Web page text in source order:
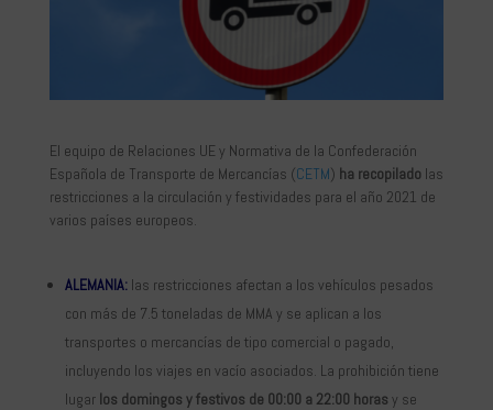
El equipo de Relaciones UE y Normativa de la Confederación
Española de Transporte de Mercancías (CETM) ha recopilado las
restricciones a la circulación y festividades para el año 2021 de
varios países europeos.
ALEMANIA:las restricciones afectan a los vehículos pesados
con más de 7.5 toneladas de MMA y se aplican a los
transportes o mercancías de tipo comercial o pagado,
incluyendo los viajes en vacío asociados. La prohibición tiene
lugar los domingos y festivos de 00:00 a 22:00 horas y se